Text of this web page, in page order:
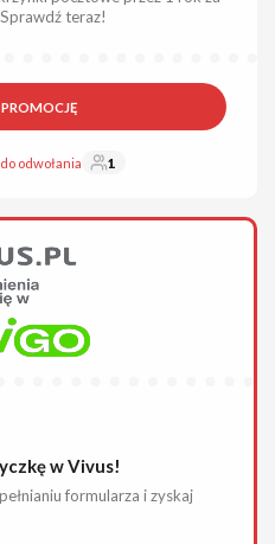
teraz!
odwołania 1
w Vivus!
formularza i zyskaj